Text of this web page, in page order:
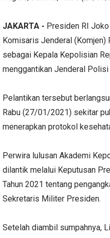
JAKARTA - Presiden RI
Komisaris Jenderal
sebagai Kepala Kepolisian
menggantikan Jenderal
Pelantikan tersebut
Rabu (27/01/2021) sekitar
menerapkan protokol
Perwira lulusan Akademi
dilantik melalui Keputusan
Tahun 2021 tentang
Sekretaris Militer Presiden.
Setelah diambil sumpahnya,